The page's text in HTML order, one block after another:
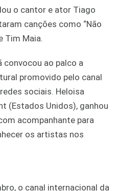
o cantor e ator Tiago
canções como “Não
Tim Maia.
convocou ao palco a
promovido pelo canal
sociais. Heloisa
(Estados Unidos), ganhou
acompanhante para
os artistas nos
o canal internacional da